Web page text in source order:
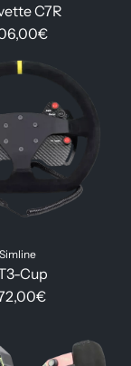
C7R
Simline
Cup